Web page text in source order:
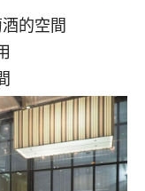
的空間